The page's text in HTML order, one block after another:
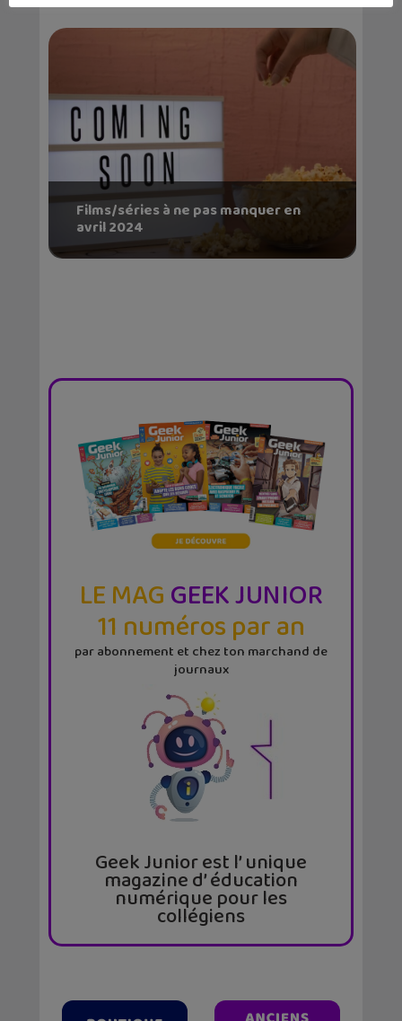
Films/séries à ne pas manquer en
avril 2024
LE MAGGEEK JUNIOR
11 numéros par an
par abonnement et chez ton marchand de
journaux
Geek Junior est l’ unique
magazine d’ éducation
numérique pour les
collégiens